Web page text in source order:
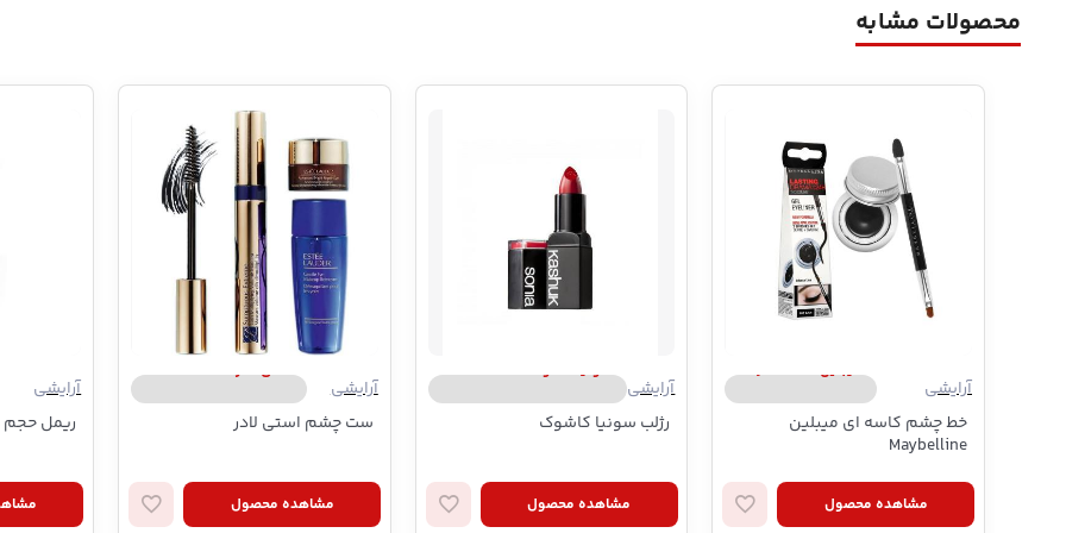
محصولات مشابه
آرایشی
میبلین | Maybelline
خط چشم کاسه ای میبلین
Maybelline
مشاهده محصول
آرایشی
سونیا کاشوک | Sonia Kashuk
رژلب سونیا کاشوک
مشاهده محصول
آرایشی
استی لادر | Estee Lauder
ست چشم استی لادر
مشاهده محصول
آرایشی
ریمل حجم